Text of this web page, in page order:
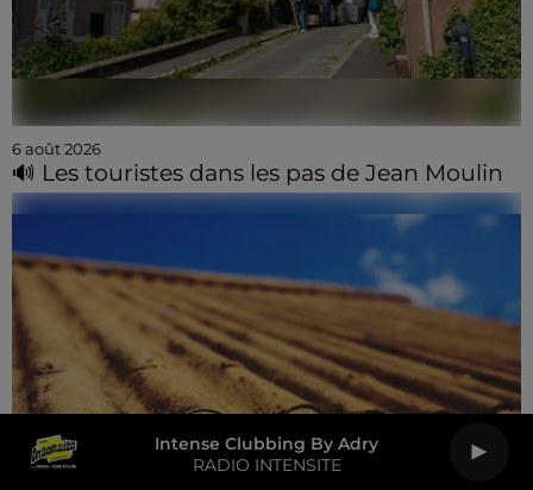
Intense Clubbing By Adry
RADIO INTENSITE
6 août 2026
🔊 Les touristes dans les pas de Jean Moulin